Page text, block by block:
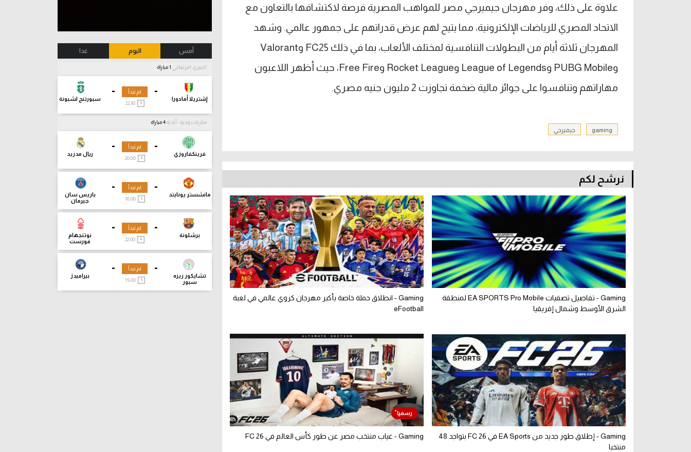
علاوة على ذلك، وفر مهرجان جيميرجي مصر للمواهب المصرية فرصة لاكتشافها بالتعاون مع
الاتحاد المصري للرياضات الإلكترونية، مما يتيح لهم عرض قدراتهم على جمهور عالمي. وشهد
المهرجان ثلاثة أيام من البطولات التنافسية لمختلف الألعاب، بما في ذلك FC25 وValorant
وPUBG Mobile وLeague of Legends وRocket League وFree Fire، حيث أظهر اللاعبون
مهاراتهم وتنافسوا على جوائز مالية ضخمة تجاوزت 2 مليون جنيه مصري.
gaming جيميرجي
نرشح لكم
Gaming - تفاصيل تصفيات EA SPORTS Pro Mobile لمنطقة
الشرق الأوسط وشمال إفريقيا
Gaming - انطلاق حملة خاصة بأكبر مهرجان كروي عالمي في لعبة
eFootball
Gaming - إطلاق طور جديد من EA Sports في FC 26 بتواجد 48
منتخبا
Gaming - غياب منتخب مصر عن طور كأس العالم في FC 26
أمس اليوم غدا
الدوري البرتغالي
-
إشتريلا أمادورا
-
سبورتنج لشبونة
لم تبدأ
22:30
مباريات ودية - أندية
-
فرينكفاروزي
-
ريال مدريد
لم تبدأ
20:00
-
مانشستر يونايتد
-
باريس سان
جيرمان
لم تبدأ
18:00
-
برشلونة
-
نوتنجهام
فورست
لم تبدأ
-
تشايكور ريزه
سبور
-
بيراميدز
لم تبدأ
15:00